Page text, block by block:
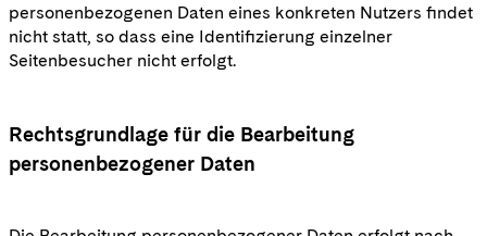
personenbezogenen Daten eines konkreten Nutzers findet
nicht statt, so dass eine Identifizierung einzelner
Seitenbesucher nicht erfolgt.
Rechtsgrundlage für die Bearbeitung
personenbezogener Daten